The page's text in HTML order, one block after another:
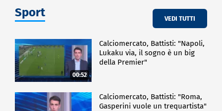
Sport VEDI TUTTI
00:52
Calciomercato, Battisti: "Napoli,
Lukaku via, il sogno è un big
della Premier"
Calciomercato, Battisti: "Roma,
Gasperini vuole un trequartista"